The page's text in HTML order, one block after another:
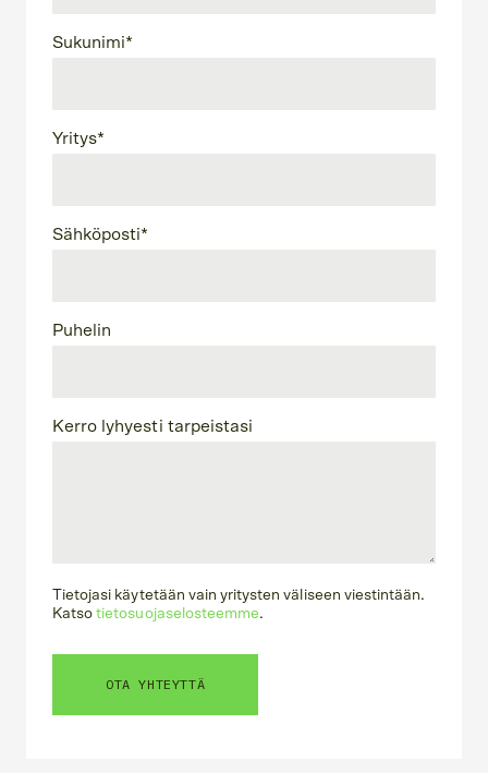
Sukunimi*
Yritys*
Sähköposti*
Puhelin
Kerro lyhyesti tarpeistasi
Tietojasi käytetään vain yritysten väliseen viestintään.
Katsotietosuojaselosteemme.